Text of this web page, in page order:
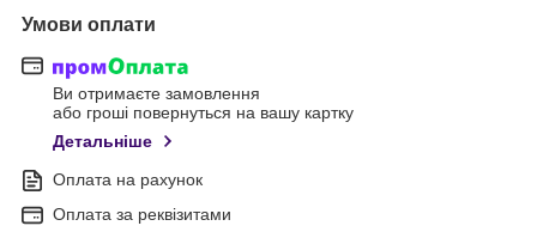
Умови оплати
Ви отримаєте замовлення
або гроші повернуться на вашу картку
Детальніше
Оплата на рахунок
Оплата за реквізитами